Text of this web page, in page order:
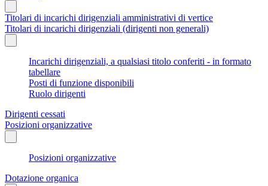
Titolari di incarichi dirigenziali amministrativi di vertice
Titolari di incarichi dirigenziali (dirigenti non generali)
Incarichi dirigenziali, a qualsiasi titolo conferiti - in formato
tabellare
Posti di funzione disponibili
Ruolo dirigenti
Dirigenti cessati
Posizioni organizzative
Posizioni organizzative
Dotazione organica